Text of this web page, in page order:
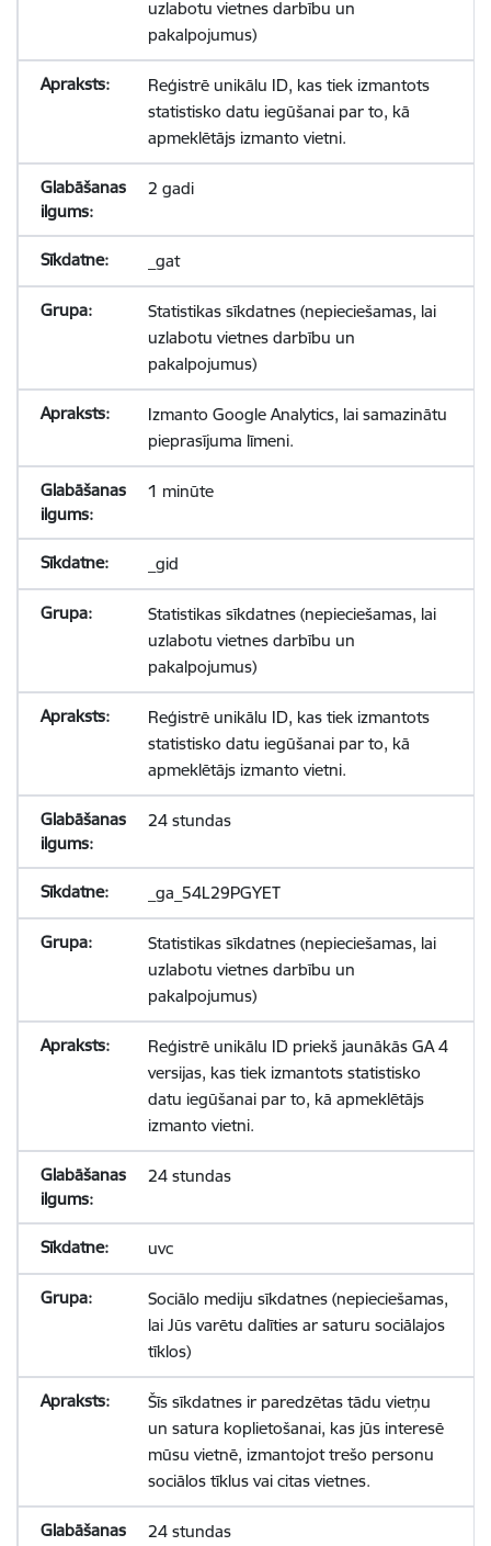
uzlabotu vietnes darbību un
pakalpojumus)
Reģistrē unikālu ID, kas tiek izmantots
statistisko datu iegūšanai par to, kā
apmeklētājs izmanto vietni.
2 gadi
_gat
Statistikas sīkdatnes (nepieciešamas, lai
uzlabotu vietnes darbību un
pakalpojumus)
Izmanto Google Analytics, lai samazinātu
pieprasījuma līmeni.
1 minūte
_gid
Statistikas sīkdatnes (nepieciešamas, lai
uzlabotu vietnes darbību un
pakalpojumus)
Reģistrē unikālu ID, kas tiek izmantots
statistisko datu iegūšanai par to, kā
apmeklētājs izmanto vietni.
24 stundas
_ga_54L29PGYET
Statistikas sīkdatnes (nepieciešamas, lai
uzlabotu vietnes darbību un
pakalpojumus)
Reģistrē unikālu ID priekš jaunākās GA 4
versijas, kas tiek izmantots statistisko
datu iegūšanai par to, kā apmeklētājs
izmanto vietni.
24 stundas
uvc
Sociālo mediju sīkdatnes (nepieciešamas,
lai Jūs varētu dalīties ar saturu sociālajos
tīklos)
Šīs sīkdatnes ir paredzētas tādu vietņu
un satura koplietošanai, kas jūs interesē
mūsu vietnē, izmantojot trešo personu
sociālos tīklus vai citas vietnes.
24 stundas